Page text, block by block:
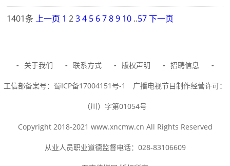
1401条 上一页 1 2 3 4 5 6 7 8 9 10 ..57 下一页
- 关于我们 - 联系方式 - 版权声明 - 招聘信息 -
工信部备案号：蜀ICP备17004151号-1 广播电视节目制作经营许可：
（川）字第01054号
Copyright 2018-2021 www.xncmw.cn All Rights Reserved
从业人员职业道德监督电话：028-83106609